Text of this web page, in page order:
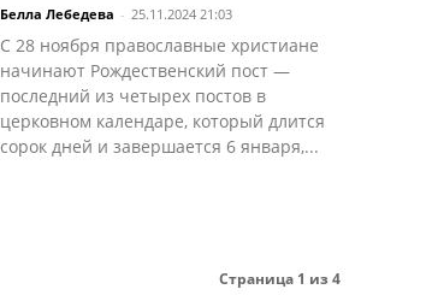
Белла Лебедева - 25.11.2024 21:03
С 28 ноября православные христиане
начинают Рождественский пост —
последний из четырех постов в
церковном календаре, который длится
сорок дней и завершается 6 января,...
Страница 1 из 4